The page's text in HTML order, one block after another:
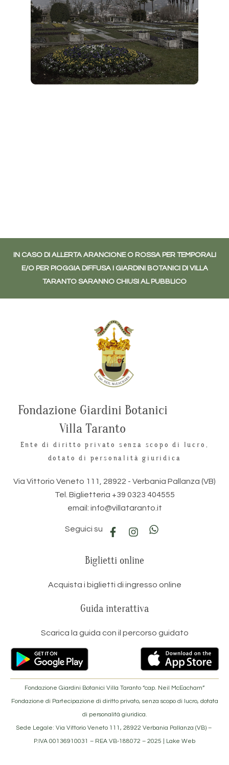
IN CASO DI ALLERTA ARANCIONE O ROSSA PER TEMPORALI
E/O PER PIOGGIA DIFFUSA I GIARDINI BOTANICI DI VILLA
TARANTO SARANNO CHIUSI AL PUBBLICO
Fondazione Giardini Botanici
Villa Taranto
Ente di diritto privato senza scopo di lucro,
dotato di personalità giuridica
Via Vittorio Veneto 111, 28922 - Verbania Pallanza (VB)
Tel. Biglietteria +39 0323 404555
email: info@villataranto.it
Seguici su
Biglietti online
Acquista i biglietti di ingresso online
Guida interattiva
Scarica la guida con il percorso guidato
Fondazione Giardini Botanici Villa Taranto “cap. Neil McEacharn”
Fondazione di Partecipazione di diritto privato, senza scopo di lucro, dotata
di personalità giuridica.
Sede Legale: Via Vittorio Veneto 111, 28922 Verbania Pallanza (VB) –
P.IVA 00136910031 – REA VB-188072 – 2025 | Lake Web